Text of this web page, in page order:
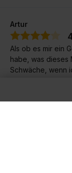
Artur
Als ob es mir ein
habe, was dieses
Schwäche, wenn